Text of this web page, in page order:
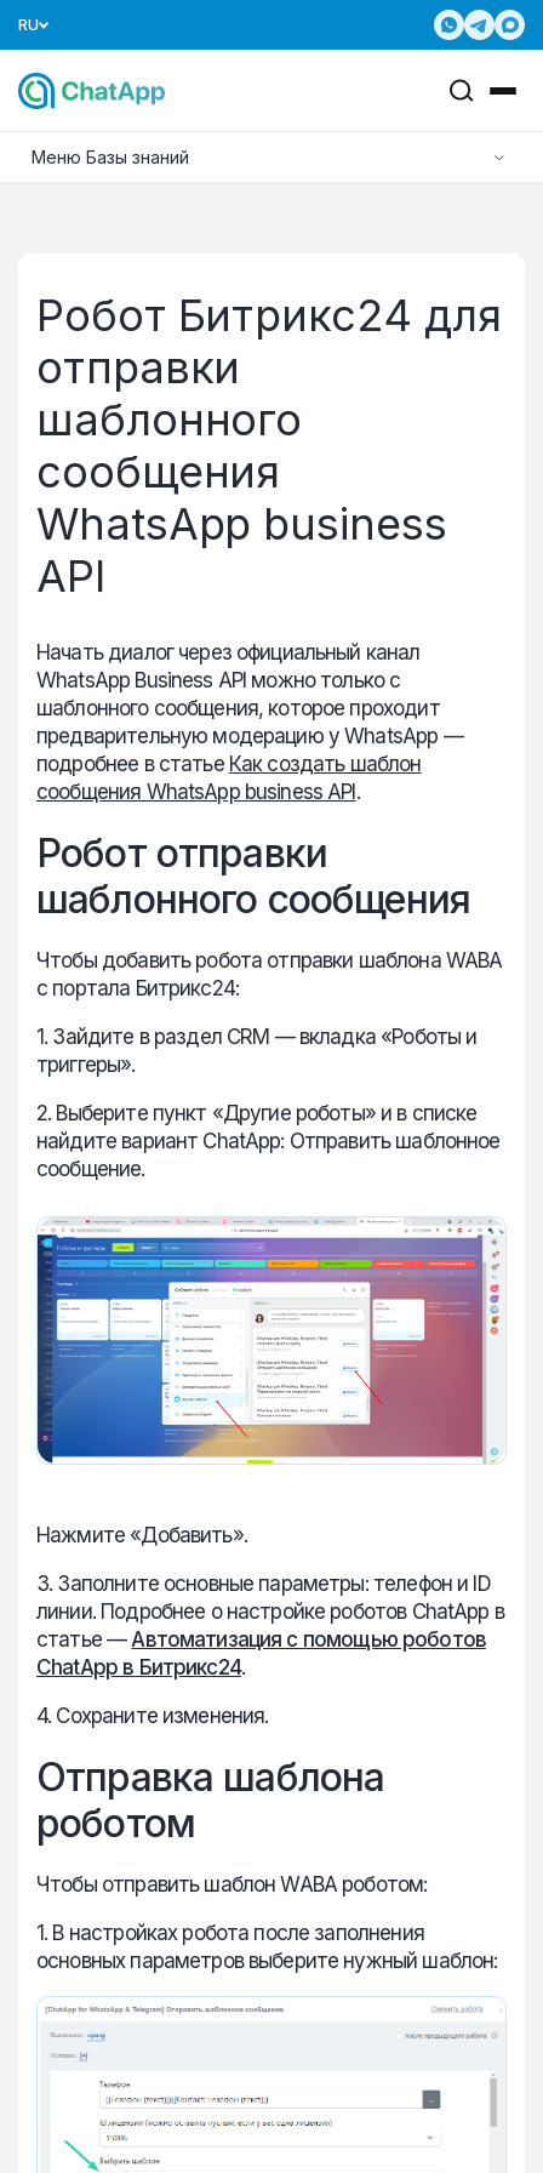
RU
Меню Базы знаний
Робот Битрикс24 для
отправки
шаблонного
сообщения
WhatsApp business
API
Начать диалог через официальный канал
WhatsApp Business API можно только с
шаблонного сообщения, которое проходит
предварительную модерацию у WhatsApp —
подробнее в статье Как создать шаблон
сообщения WhatsApp business API .
Робот отправки
шаблонного сообщения
Чтобы добавить робота отправки шаблона WABA
с портала Битрикс24:
1. Зайдите в раздел CRM — вкладка «Роботы и
триггеры».
2. Выберите пункт «Другие роботы» и в списке
найдите вариант ChatApp: Отправить шаблонное
сообщение.
Нажмите «Добавить».
3. Заполните основные параметры: телефон и ID
линии. Подробнее о настройке роботов ChatApp в
статье —Автоматизация с помощью роботов
ChatApp в Битрикс24.
4. Сохраните изменения.
Отправка шаблона
роботом
Чтобы отправить шаблон WABA роботом:
1. В настройках робота после заполнения
основных параметров выберите нужный шаблон: